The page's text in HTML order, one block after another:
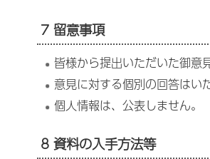
7 留意事項
皆様から提出いただいた御意
意見に対する個別の回答はい
個人情報は、公表しません。
8 資料の入手方法等